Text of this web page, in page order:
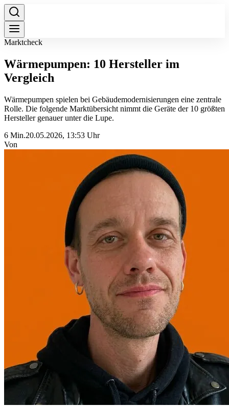
Marktcheck
Wärmepumpen: 10 Hersteller im
Vergleich
Wärmepumpen spielen bei Gebäudemodernisierungen eine zentrale
Rolle. Die folgende Marktübersicht nimmt die Geräte der 10 größten
Hersteller genauer unter die Lupe.
6 Min.20.05.2026, 13:53 Uhr
Von